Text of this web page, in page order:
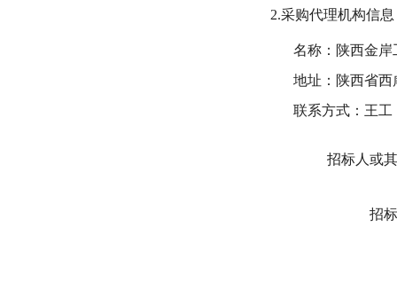
2.采购代理机构信息
名称：陕西金
地址：陕西省
联系方式： 王工
招标人或
招